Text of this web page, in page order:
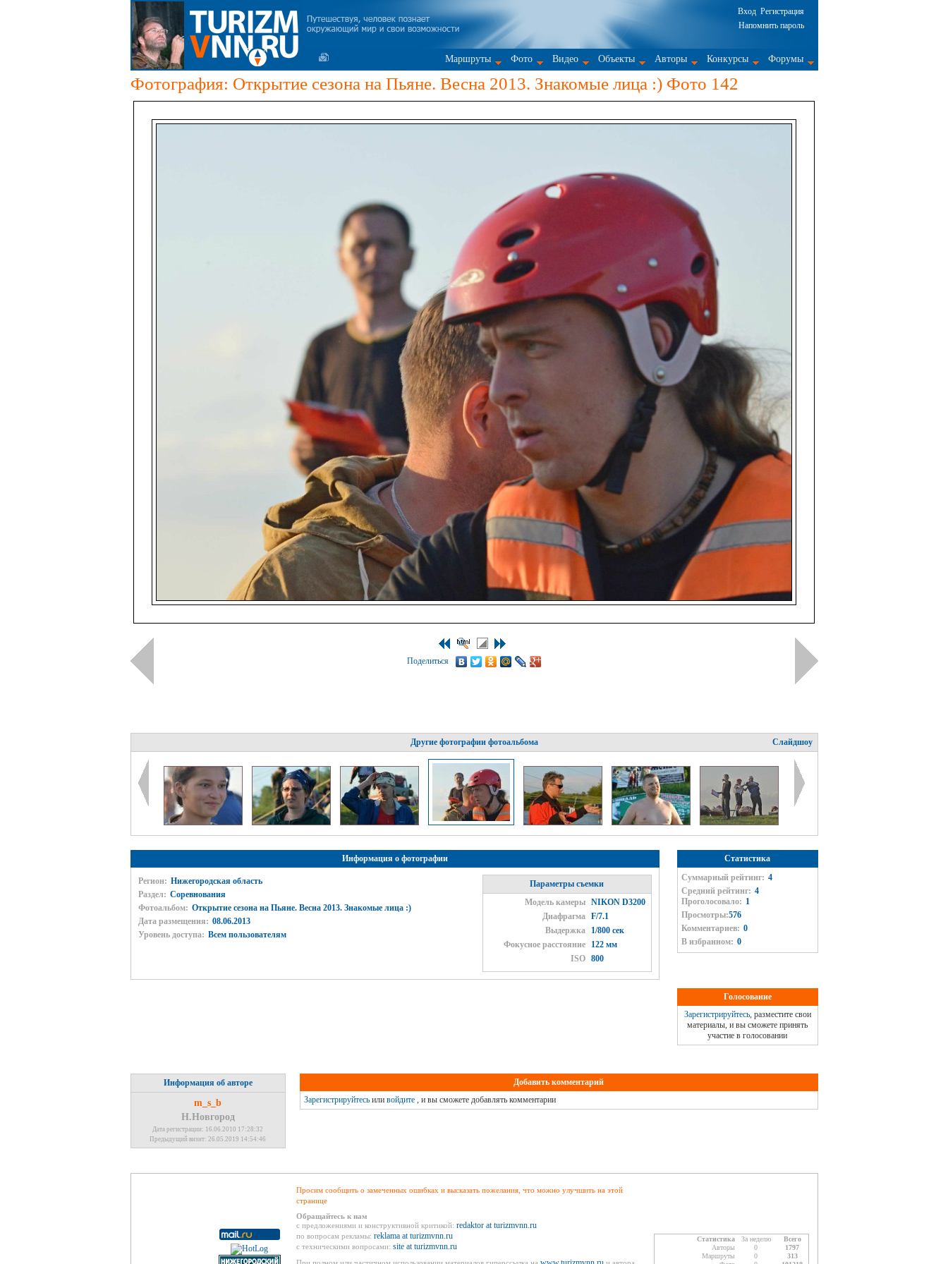
Вход Регистрация
Напомнить пароль
Маршруты Фото Видео Объекты Авторы Конкурсы Форумы
Фотография: Открытие сезона на Пьяне. Весна 2013. Знакомые лица :) Фото 142
Поделиться
Другие фотографии фотоальбома Слайдшоу
Информация о фотографии
Регион: Нижегородская область
Раздел: Соревнования
Фотоальбом: Открытие сезона на Пьяне. Весна 2013. Знакомые лица :)
Дата размещения: 08.06.2013
Уровень доступа: Всем пользователям
Параметры съемки
Модель камеры
NIKON D3200
Диафрагма
F/7.1
Выдержка
1/800 сек
Фокусное расстояние
122 мм
ISO
800
Статистика
Суммарный рейтинг: 4
Средний рейтинг: 4
Проголосовало: 1
Просмотры:576
Комментариев: 0
В избранном: 0
Голосование
Зарегистрируйтесь, разместите свои
материалы, и вы сможете принять
участие в голосовании
Информация об авторе
m_s_b
Н.Новгород
Дата регистрации: 16.06.2010 17:28:32
Предыдущий визит: 26.05.2019 14:54:46
Добавить комментарий
Зарегистрируйтесьили войдите, и вы сможете добавлять комментарии
Просим сообщить о замеченных ошибках и высказать пожелания, что можно улучшить на этой
странице
Обращайтесь к нам
с предложениями и конструктивной критикой: redaktor at turizmvnn.ru
по вопросам рекламы: reklama at turizmvnn.ru
с техническими вопросами: site at turizmvnn.ru
Статистика За неделю
Всего
Авторы
0
1797
Маршруты
0
313